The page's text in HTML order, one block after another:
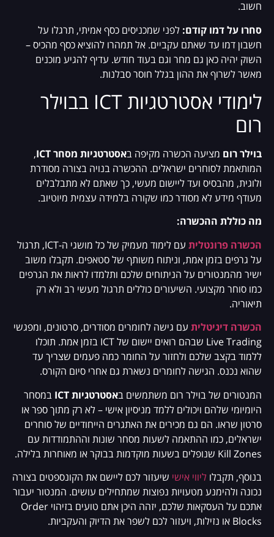
חשוב.
סחרו על דמו קודם: לפני שמכניסים כסף אמיתי, תרגלו על
חשבון דמו עד שאתם עקביים. אל תמהרו להוציא כסף מהכיס –
השוק יהיה כאן גם מחר וגם בעוד חודש. עדיף להגיע מוכנים
מאשר לשרוף את ההון בגלל חוסר סבלנות.
לימודי אסטרטגיות ICT בבוילר
רום
בוילר רום מציעה הכשרה מקיפה באסטרטגיות מסחר ICT
,
המותאמת לסוחרים ישראלים. ההכשרה בנויה בצורה מסודרת
ולוגית, מהבסיס ועד ליישום מעשי, כך שאתם לא מתבלבלים
מעודף מידע לא מסודר כמו שקורה בלמידה עצמית מיוטיוב.
מה כוללת ההכשרה:
הכשרה פרונטלית
עם לימוד מעמיק של כל מושגי ה-ICT, תרגול
על גרפים בזמן אמת, וניתוח משותף של סטאפים. תקבלו משוב
ישיר מהמנטורים על הניתוחים שלכם ותלמדו לראות את הגרפים
כמו סוחר מקצועי. השיעורים כוללים תרגול מעשי רב ולא רק
תיאוריה.
הכשרה דיגיטלית עם גישה לחומרים מסודרים, סרטונים, ומפגשי
Live Trading שבהם רואים יישום של ICT בזמן אמת. תוכלו
ללמוד בקצב שלכם ולחזור על החומר כמה פעמים שצריך עד
שהוא נכנס. הגישה לחומרים נשארת גם אחרי סיום הקורס.
המנטורים של בוילר רום משתמשים באסטרטגיות ICT
במסחר
היומיומי שלהם ויכולים ללמד מניסיון אישי – לא רק מתוך ספר או
סרטון שראו. הם גם מכירים את האתגרים הייחודיים של סוחרים
ישראלים, כמו ההתאמה לשעות מסחר שונות וההתמודדות עם
Kill Zones שנופלים בשעות מוקדמות בבוקר או מאוחרות בלילה.
בנוסף, תקבלו ליווי אישי שיעזור לכם ליישם את הקונספטים בצורה
נכונה ולהימנע מטעויות נפוצות שמתחילים עושים. המנטור יעבור
אתכם על העסקאות שלכם, יזהה היכן אתם טועים בזיהוי Order
Blocks או נזילות, ויעזור לכם לשפר את הדיוק והעקביות.